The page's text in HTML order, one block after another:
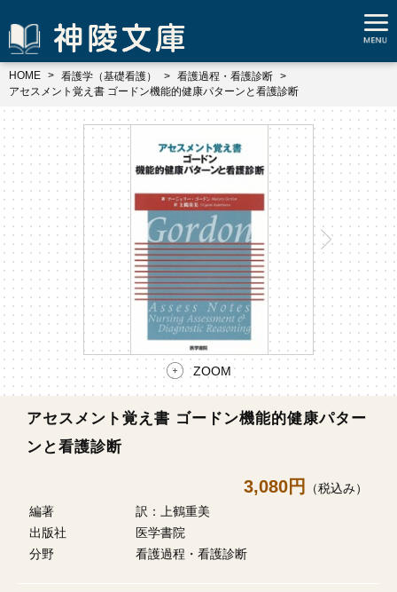
HOME 看護学（基礎看護）
看護過程・看護診断
アセスメント覚え書 ゴードン機能的健康パターンと看護診断
ZOOM
アセスメント覚え書 ゴードン機能的健康パター
ンと看護診断
3,080円
（税込み）
編著
訳：上鶴重美
出版社
医学書院
分野
看護過程・看護診断